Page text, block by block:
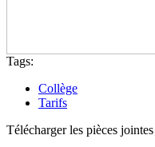
Tags:
Collège
Tarifs
Télécharger les pièces jointes